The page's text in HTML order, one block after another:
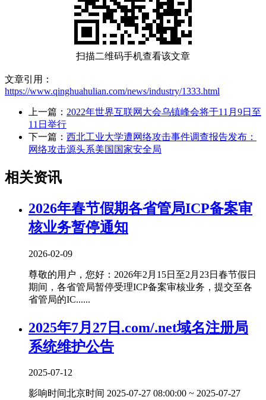
扫描二维码手机查看该文章
文章引用：
https://www.qinghuahulian.com/news/industry/1333.html
上一篇： 2022年世界互联网大会乌镇峰会将于11月9日至
11日举行
下一篇： 西北工业大学遭网络攻击事件调查报告发布：
网络攻击源头系美国国家安全局
相关资讯
2026年春节假期各省管局ICP备案审
核业务暂停通知
2026-02-09
尊敬的用户，您好：2026年2月15日至2月23日春节假日
期间，各省管局暂停受理ICP备案审核业务，提交至各
省管局的IC......
2025年7月27日.com/.net域名注册局
系统维护公告
2025-07-12
影响时间北京时间 2025-07-27 08:00:00 ~ 2025-07-27